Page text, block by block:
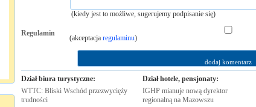
(kiedy jest to możliwe, sugerujemy podpisanie się)
Regulamin
(akceptacja regulaminu)
Dział biura turystyczne:
WTTC: Bliski Wschód przezwycięży
trudności
Dział hotele, pensjonaty:
IGHP mianuje nową dyrektor
regionalną na Mazowszu